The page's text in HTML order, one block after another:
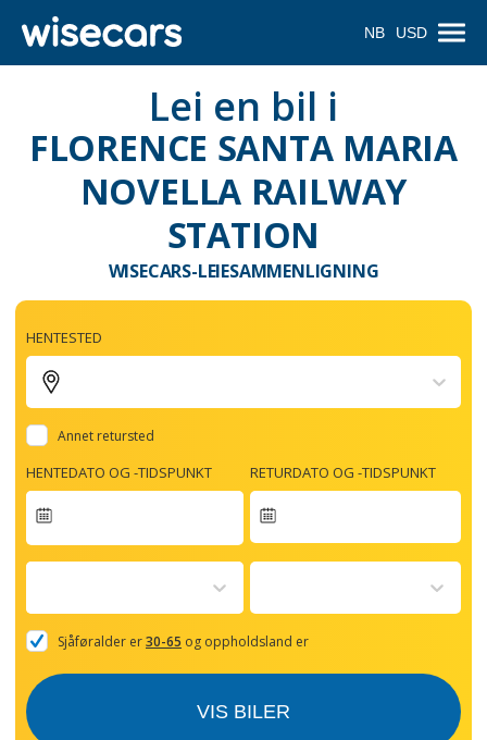
NB USD
Lei en bil i
FLORENCE SANTA MARIA
NOVELLA RAILWAY
STATION
WISECARS-LEIESAMMENLIGNING
HENTESTED
Annet retursted
HENTEDATO OG -TIDSPUNKT
forward
with
the
and
RETURDATO OG -TIDSPUNKT
Sjåføralder er30-65 og oppholdsland er
VIS BILER